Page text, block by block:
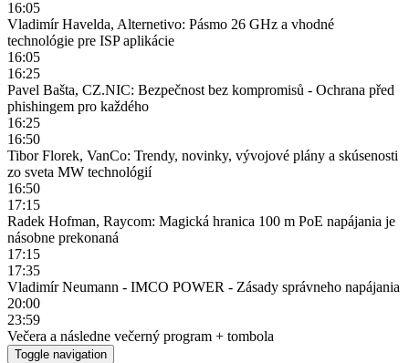
16:05
Vladimír Havelda, Alternetivo: Pásmo 26 GHz a vhodné
technológie pre ISP aplikácie
16:05
16:25
Pavel Bašta, CZ.NIC: Bezpečnost bez kompromisů - Ochrana před
phishingem pro každého
16:25
16:50
Tibor Florek, VanCo: Trendy, novinky, vývojové plány a skúsenosti
zo sveta MW technológií
16:50
17:15
Radek Hofman, Raycom: Magická hranica 100 m PoE napájania je
násobne prekonaná
17:15
17:35
Vladimír Neumann - IMCO POWER - Zásady správneho napájania
20:00
23:59
Večera a následne večerný program + tombola
Toggle navigation